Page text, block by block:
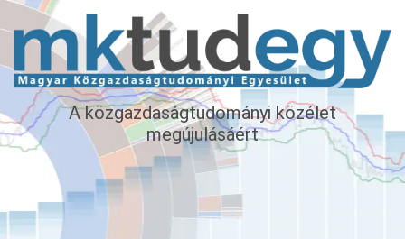
A közgazdaságtudományi közélet
megújulásáért